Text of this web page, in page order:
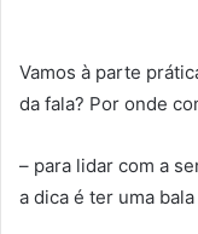
Vamos à parte
da fala? Por onde
– para lidar com a
a dica é ter uma